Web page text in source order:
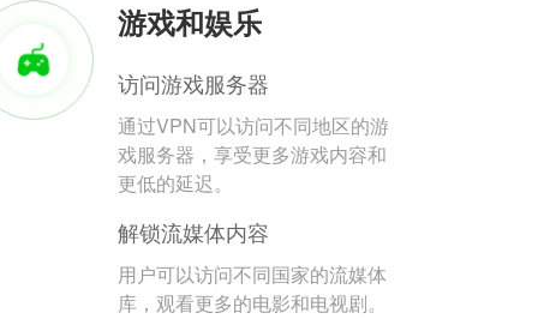
游戏和娱乐
访问游戏服务器
通过VPN可以访问不同地区的游
戏服务器，享受更多游戏内容和
更低的延迟。
解锁流媒体内容
用户可以访问不同国家的流媒体
库，观看更多的电影和电视剧。